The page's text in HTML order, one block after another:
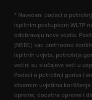
* Navedeni podaci o
ispitnim postupkom WLTP
odobravaju nova vozila.
(NEDC) kao prethodno
ispitnih uvjeta, potrošnja
većini su slučajeva veći u
Podaci o potrošnji goriva i
stvarnim uvjetima
opreme, dodatne opreme i